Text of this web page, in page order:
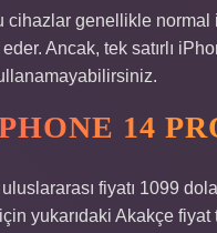
cihazlar genellikle
Ancak, tek satırlı
14
fiyatı 1099
için yukarıdaki Akakçe